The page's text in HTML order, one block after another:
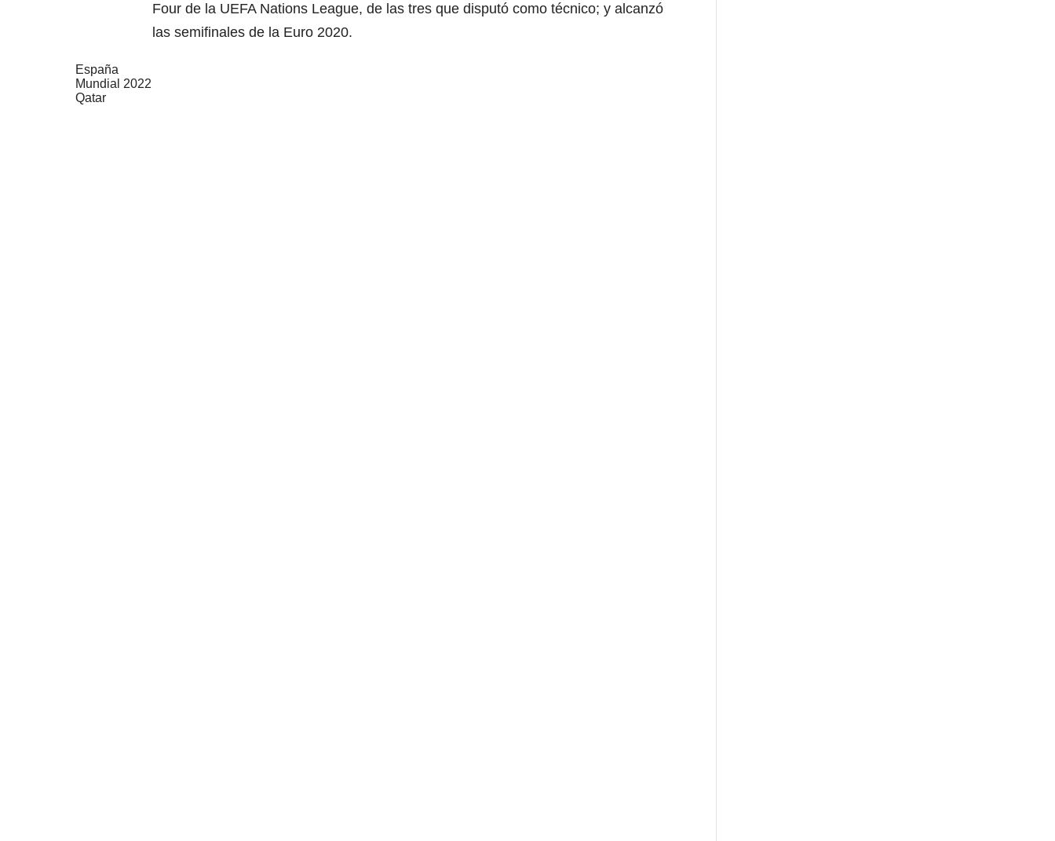
Four de la UEFA Nations League, de las tres que disputó como técnico; y alcanzó
las semifinales de la Euro 2020.
España
Mundial 2022
Qatar